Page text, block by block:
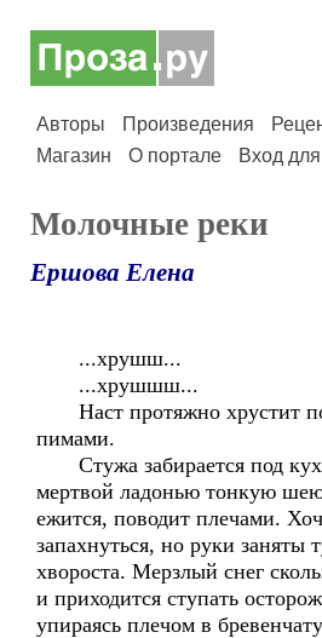
Авторы Произведения
Магазин
О портале Вход
Молочные реки
Ершова Елена
...хрушш...
...хрушшш...
Наст протяжно хрустит
пимами.
Стужа забирается под
мертвой ладонью тонкую
ежится, поводит плечами.
запахнуться, но руки заняты
хвороста. Мерзлый снег
и приходится ступать
упираясь плечом в